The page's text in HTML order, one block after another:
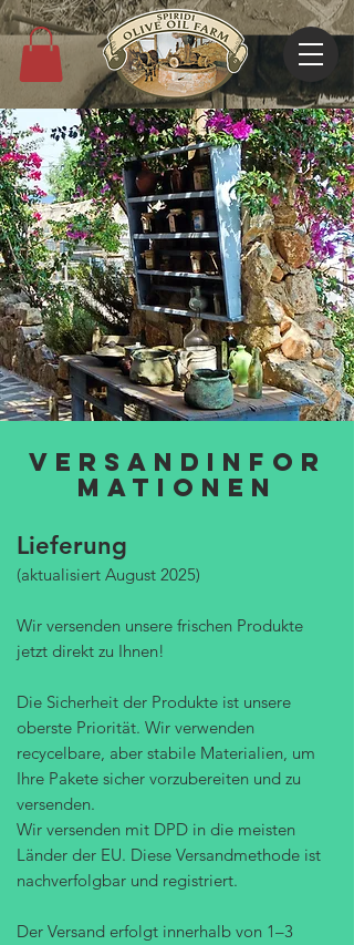
VERSANDINFOR
MATIONEN
Lieferung
(aktualisiert August 2025)
Wir versenden unsere frischen Produkte
jetzt direkt zu Ihnen!
Die Sicherheit der Produkte ist unsere
oberste Priorität. Wir verwenden
recycelbare, aber stabile Materialien, um
Ihre Pakete sicher vorzubereiten und zu
versenden.
Wir versenden mit DPD in die meisten
Länder der EU. Diese Versandmethode ist
nachverfolgbar und registriert.
Der Versand erfolgt innerhalb von 1–3